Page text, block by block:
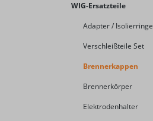
WIG-Ersatzteile
Adapter / Isolierringe
Verschleißteile Set
Brennerkappen
Brennerkörper
Elektrodenhalter